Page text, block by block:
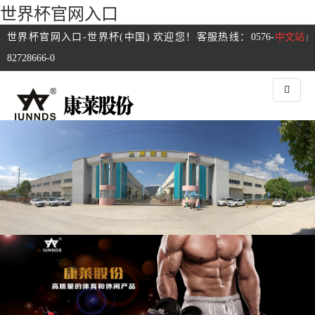
世界杯官网入口
中文站 |
世界杯官网入口-世界杯(中国) 欢迎您！客服热线：0576-
82728666-0